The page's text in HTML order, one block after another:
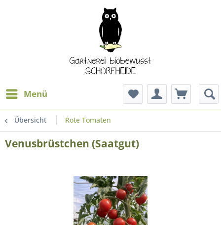
Menü
Übersicht Rote Tomaten
Venusbrüstchen (Saatgut)